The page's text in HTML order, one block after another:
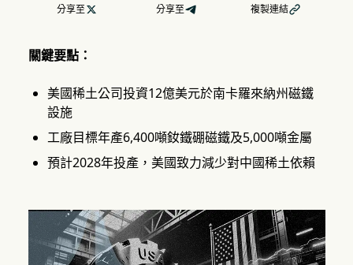
分享至  分享至 複製連結
關鍵要點：
美國稀土公司投資12億美元於南卡羅來納州磁鐵
設施
工廠目標年產6,400噸釹鐵硼磁鐵及5,000噸金屬
預計2028年投產，美國致力減少對中國稀土依賴